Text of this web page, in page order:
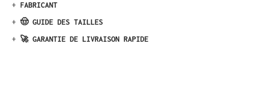
+ FABRICANT
+ 🤠 GUIDE DES TAILLES
+ 🚀 GARANTIE DE LIVRAISON RAPIDE